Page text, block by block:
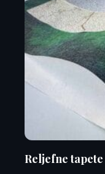
Reljefne tapete